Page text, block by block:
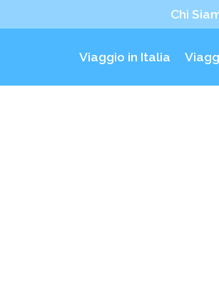
Chi
Viaggio in Italia